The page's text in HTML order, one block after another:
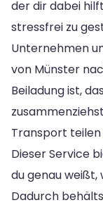
der dir dabei
stressfrei zu
Unternehmen
von Münster
Beiladung ist,
Transport teilen
Dieser Service
du genau weißt,
Dadurch